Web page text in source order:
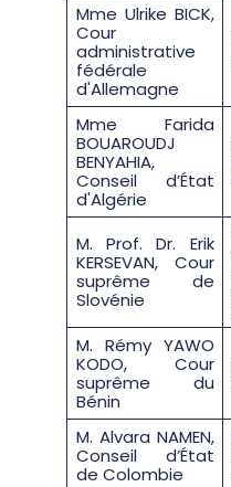
Mme Ulrike BICK,
Cour
administrative
fédérale
d'Allemagne
Mme Farida
BOUAROUDJ
BENYAHIA,
Conseil d’État
d'Algérie
M. Prof. Dr. Erik
KERSEVAN, Cour
suprême de
Slovénie
M. Rémy YAWO
KODO, Cour
suprême du
Bénin
M. Alvara NAMEN,
Conseil d’État
de Colombie